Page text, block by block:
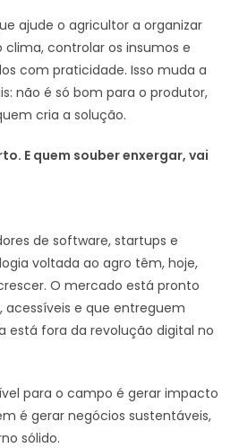
ajude o agricultor a organizar
clima, controlar os insumos e
com praticidade. Isso muda a
não é só bom para o produtor,
cria a solução.
E quem souber enxergar, vai
de software, startups e
voltada ao agro têm, hoje,
O mercado está pronto
acessíveis e que entreguem
está fora da revolução digital no
para o campo é gerar impacto
é gerar negócios sustentáveis,
sólido.